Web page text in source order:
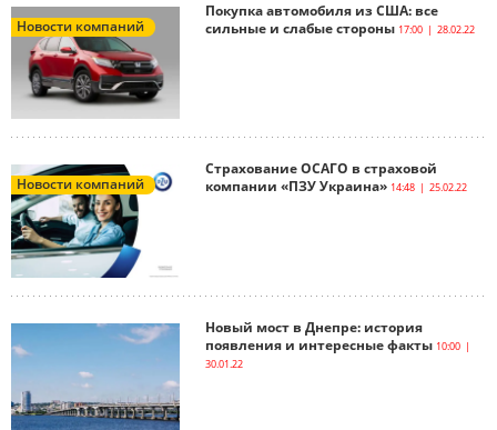
Новости компаний
Покупка автомобиля из США: все
сильные и слабые стороны 17:00 | 28.02.22
Новости компаний
Страхование ОСАГО в страховой
компании «ПЗУ Украина» 14:48 | 25.02.22
Новый мост в Днепре: история
появления и интересные факты 10:00 |
30.01.22